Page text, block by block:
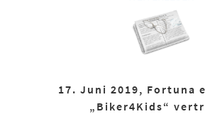
17. Juni 2019, Fortuna
„Biker4Kids“